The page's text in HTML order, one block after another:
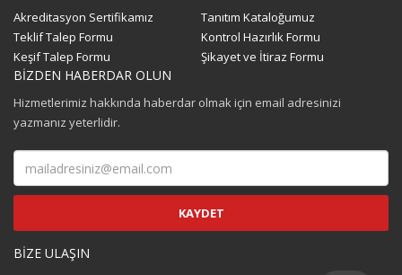
Akreditasyon Sertifikamız
Tanıtım Kataloğumuz
Teklif Talep Formu
Kontrol Hazırlık Formu
Keşif Talep Formu
Şikayet ve İtiraz Formu
BİZDEN HABERDAR OLUN
Hizmetlerimiz hakkında haberdar olmak için email adresinizi
yazmanız yeterlidir.
BİZE ULAŞIN